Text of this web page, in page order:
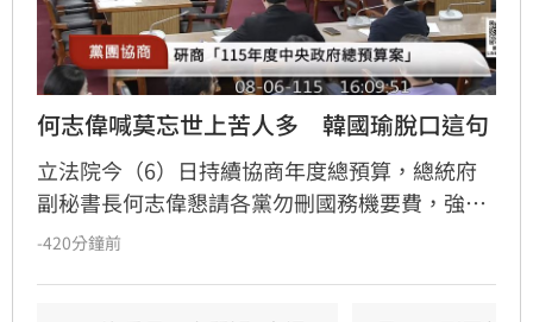
何志偉喊莫忘世上苦人多　韓國瑜脫口這句
立法院今（6）日持續協商年度總預算，總統府
副秘書長何志偉懇請各黨勿刪國務機要費，強調
其用於慰問弱勢及事故家屬，更喊出「莫忘世上
-420分鐘前